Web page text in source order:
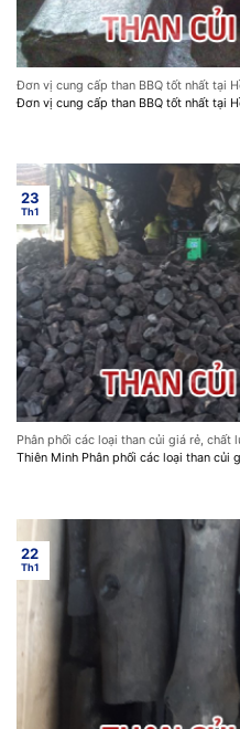
Đơn vị cung cấp than BBQ tốt nhất tại
Đơn vị cung cấp than BBQ tốt nhất tại
Phân phối các loại than củi giá rẻ,
Giao ngay
Thiên Minh Phân phối các loại than củi
23
Th1
22
Th1